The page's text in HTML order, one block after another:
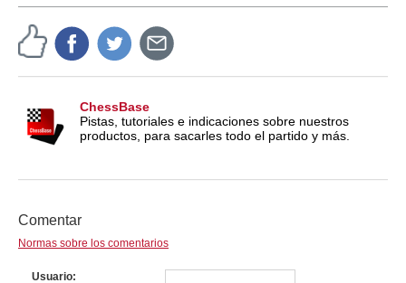
ChessBase
Pistas, tutoriales e indicaciones sobre nuestros
productos, para sacarles todo el partido y más.
Comentar
Normas sobre los comentarios
Usuario